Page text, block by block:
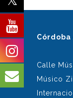
Córdoba
Calle
Músico